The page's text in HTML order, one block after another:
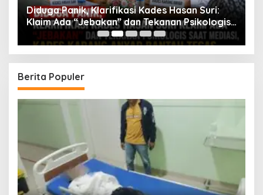
Diduga Panik, Klarifikasi Kades Hasan Suri:
Klaim Ada “Jebakan” dan Tekanan Psikologis
Saat Mediasi, Kades Karang Anyar Bantah
Tegas
Berita Populer